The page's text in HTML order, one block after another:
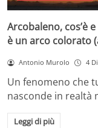
Arcobaleno, cos’è
è un arco colorato
Antonio Murolo 4
Un fenomeno che
nasconde in realtà
Leggi di più